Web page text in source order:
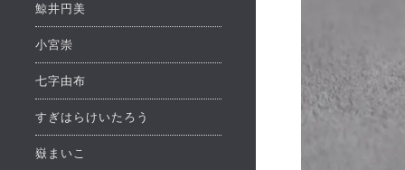
鯨井円美
小宮崇
七字由布
すぎはらけいたろう
嶽まいこ